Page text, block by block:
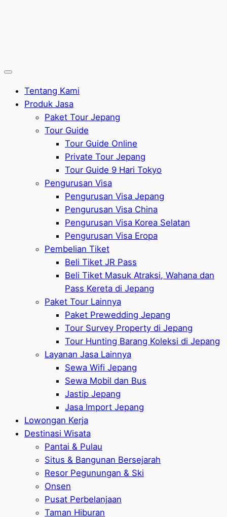
Tentang Kami
Produk Jasa
Paket Tour Jepang
Tour Guide
Tour Guide Online
Private Tour Jepang
Tour Guide 9 Hari Tokyo
Pengurusan Visa
Pengurusan Visa Jepang
Pengurusan Visa China
Pengurusan Visa Korea Selatan
Pengurusan Visa Eropa
Pembelian Tiket
Beli Tiket JR Pass
Beli Tiket Masuk Atraksi, Wahana dan
Pass Kereta di Jepang
Paket Tour Lainnya
Paket Prewedding Jepang
Tour Survey Property di Jepang
Tour Hunting Barang Koleksi di Jepang
Layanan Jasa Lainnya
Sewa Wifi Jepang
Sewa Mobil dan Bus
Jastip Jepang
Jasa Import Jepang
Lowongan Kerja
Destinasi Wisata
Pantai & Pulau
Situs & Bangunan Bersejarah
Resor Pegunungan & Ski
Onsen
Pusat Perbelanjaan
Taman Hiburan